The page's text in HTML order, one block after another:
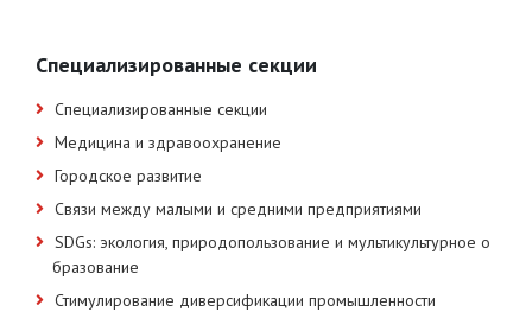
Специализированные секции
Специализированные секции
Медицина и здравоохранение
Городское развитие
Связи между малыми и средними предприятиями
SDGs: экология, природопользование и мультикультурное о
бразование
Стимулирование диверсификации промышленности